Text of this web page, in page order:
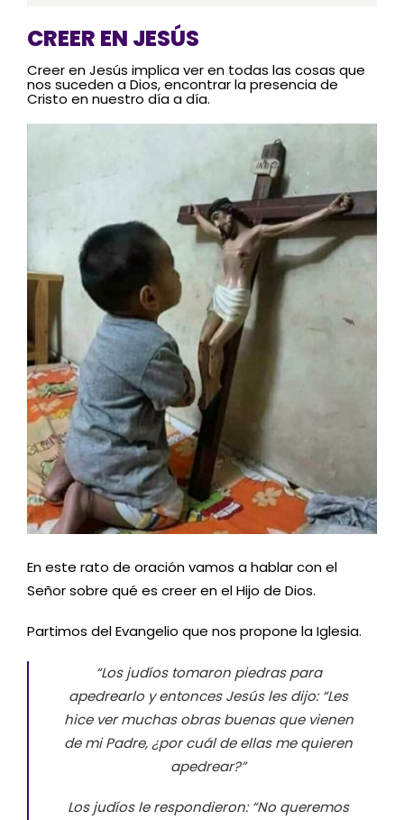
CREER EN JESÚS
Creer en Jesús implica ver en todas las cosas que
nos suceden a Dios, encontrar la presencia de
Cristo en nuestro día a día.
En este rato de oración vamos a hablar con el
Señor sobre qué es creer en el Hijo de Dios.
Partimos del Evangelio que nos propone la Iglesia.
“Los judíos tomaron piedras para
apedrearlo y entonces Jesús les dijo: “Les
hice ver muchas obras buenas que vienen
de mi Padre, ¿por cuál de ellas me quieren
apedrear?”
Los judíos le respondieron: “No queremos